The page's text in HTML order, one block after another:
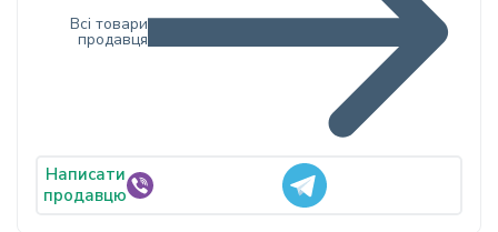
Написати
продавцю
Всі товари
продавця